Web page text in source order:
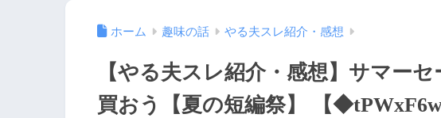
ホーム 趣味の話 やる夫スレ紹介・感想
【やる夫スレ紹介・感想】サマー
買おう【夏の短編祭】 【